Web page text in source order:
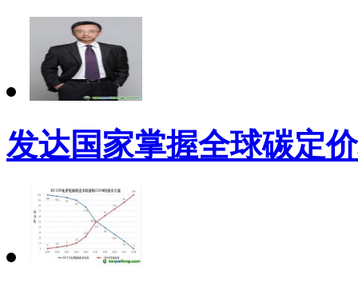
发达国家掌握全球碳定